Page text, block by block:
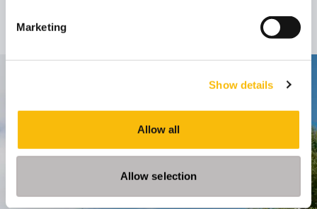
Marketing
Show details
Allow all
Allow selection
Breukelen:
Straatweg 25, 3621 BG Breukelen
P.O. Box 130, 3620 AC Breukelen